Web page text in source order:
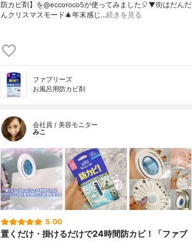
防カビ剤】を@eccoroco5が使ってみました🎈⁡⁡▼⁡⁡街はだんだ
んクリスマスモード🎄年末感じ…続きを見る
ファブリーズ
お風呂用防カビ剤
会社員 / 美容モニター
みこ
5.00
置くだけ・掛けるだけで24時間防カビ！「ファブ